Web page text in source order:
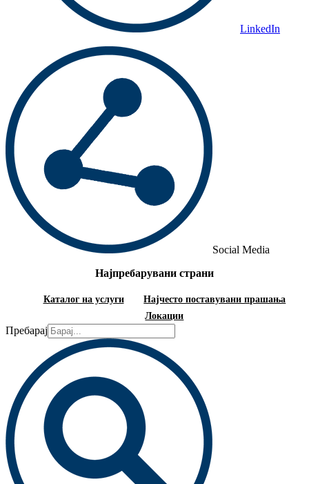
LinkedIn
Social Media
Најпребарувани страни
Каталог на услуги
Најчесто поставувани прашања
Локации
Пребарај